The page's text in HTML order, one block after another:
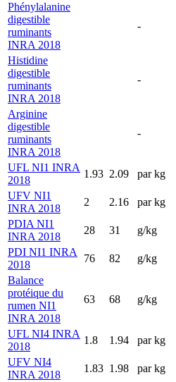
Phénylalanine
digestible
ruminants
INRA 2018
-
Histidine
digestible
ruminants
INRA 2018
-
Arginine
digestible
ruminants
INRA 2018
-
UFL NI1 INRA
2018
1.93 2.09 par kg
UFV NI1
INRA 2018
2 2.16 par kg
PDIA NI1
INRA 2018
28 31 g/kg
PDI NI1 INRA
2018
76 82 g/kg
Balance
protéique du
rumen NI1
INRA 2018
63 68 g/kg
UFL NI4 INRA
2018
1.8 1.94 par kg
UFV NI4
INRA 2018
1.83 1.98 par kg